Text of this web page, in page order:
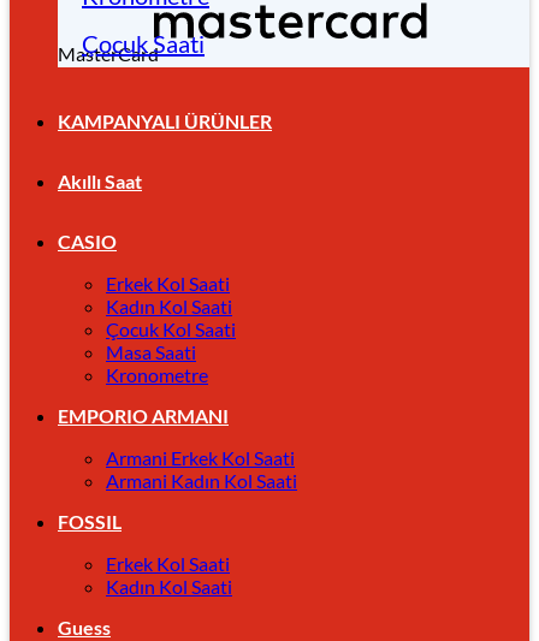
MasterCard
Çocuk Saati
KAMPANYALI ÜRÜNLER
Akıllı Saat
CASIO
Erkek Kol Saati
Kadın Kol Saati
Çocuk Kol Saati
Masa Saati
Kronometre
EMPORIO ARMANI
Armani Erkek Kol Saati
Armani Kadın Kol Saati
FOSSIL
Erkek Kol Saati
Kadın Kol Saati
Guess